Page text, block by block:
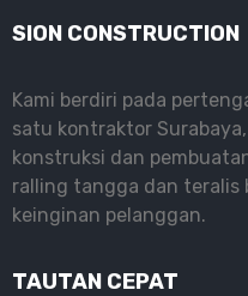
SION CONSTRUCTION
Kami berdiri pada
satu kontraktor
konstruksi dan
ralling tangga dan teralis
keinginan pelanggan.
TAUTAN CEPAT